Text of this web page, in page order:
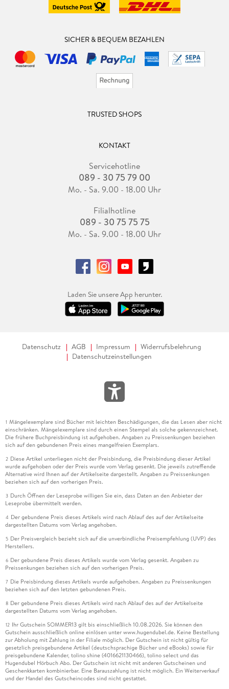
SICHER & BEQUEM BEZAHLEN
TRUSTED SHOPS
KONTAKT
Servicehotline
089 - 30 75 79 00
Mo. - Sa. 9.00 - 18.00 Uhr
Filialhotline
089 - 30 75 75 75
Mo. - Sa. 9.00 - 18.00 Uhr
Laden Sie unsere App herunter.
Datenschutz AGB Impressum
Widerrufsbelehrung
Datenschutzeinstellungen
1 Mängelexemplare sind Bücher mit leichten Beschädigungen, die das Lesen aber nicht
einschränken. Mängelexemplare sind durch einen Stempel als solche gekennzeichnet.
Die frühere Buchpreisbindung ist aufgehoben. Angaben zu Preissenkungen beziehen
sich auf den gebundenen Preis eines mangelfreien Exemplars.
2 Diese Artikel unterliegen nicht der Preisbindung, die Preisbindung dieser Artikel
wurde aufgehoben oder der Preis wurde vom Verlag gesenkt. Die jeweils zutreffende
Alternative wird Ihnen auf der Artikelseite dargestellt. Angaben zu Preissenkungen
beziehen sich auf den vorherigen Preis.
3 Durch Öffnen der Leseprobe willigen Sie ein, dass Daten an den Anbieter der
Leseprobe übermittelt werden.
4 Der gebundene Preis dieses Artikels wird nach Ablauf des auf der Artikelseite
dargestellten Datums vom Verlag angehoben.
5 Der Preisvergleich bezieht sich auf die unverbindliche Preisempfehlung (UVP) des
Herstellers.
6 Der gebundene Preis dieses Artikels wurde vom Verlag gesenkt. Angaben zu
Preissenkungen beziehen sich auf den vorherigen Preis.
7 Die Preisbindung dieses Artikels wurde aufgehoben. Angaben zu Preissenkungen
beziehen sich auf den letzten gebundenen Preis.
8 Der gebundene Preis dieses Artikels wird nach Ablauf des auf der Artikelseite
dargestellten Datums vom Verlag angehoben.
12 Ihr Gutschein SOMMER13 gilt bis einschließlich 10.08.2026. Sie können den
Gutschein ausschließlich online einlösen unter www.hugendubel.de. Keine Bestellung
zur Abholung mit Zahlung in der Filiale möglich. Der Gutschein ist nicht gültig für
gesetzlich preisgebundene Artikel (deutschsprachige Bücher und eBooks) sowie für
preisgebundene Kalender, tolino shine (4016621130466), tolino select und das
Hugendubel Hörbuch Abo. Der Gutschein ist nicht mit anderen Gutscheinen und
Geschenkkarten kombinierbar. Eine Barauszahlung ist nicht möglich. Ein Weiterverkauf
und der Handel des Gutscheincodes sind nicht gestattet.